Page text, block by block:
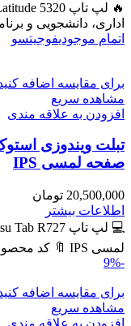
اداری، دانشجویی و
اتمام موجودیفوجیتسو
برای مقایسه اضافه
مشاهده سریع
افزودن به علاقه مندی
صفحه لمسی IPS
20,500,000 تومان
اطلاعات بیشتر
لمسی IPS 🔖 کد محصول: #40765 💎
-9%
برای مقایسه اضافه
مشاهده سریع
افزودن به علاقه مندی